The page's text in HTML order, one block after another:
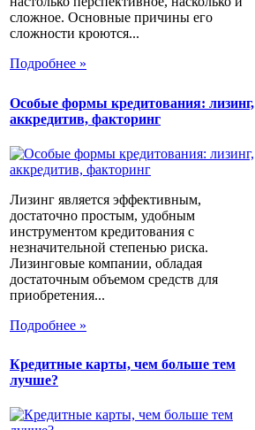
сложное. Основные причины его
сложности кроются...
Подробнее »
Особые формы кредитования: лизинг,
аккредитив, факторинг
Лизинг является эффективным,
достаточно простым, удобным
инструментом кредитования с
незначительной степенью риска.
Лизинговые компании, обладая
достаточным объемом средств для
приобретения...
Подробнее »
Кредитные карты, чем больше тем
лучше?